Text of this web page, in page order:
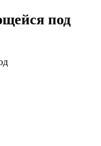
под